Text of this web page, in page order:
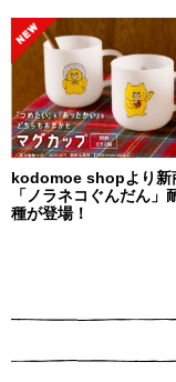
kodomoe shopより新
「ノラネコぐんだん」
種が登場！